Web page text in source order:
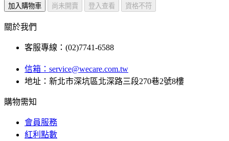
加入購物車 尚未開賣 登入查看 資格不符
關於我們
客服專線：(02)7741-6588
信箱： service@wecare.com.tw
地址：新北市深坑區北深路三段270巷2號8樓
購物需知
會員服務
紅利點數